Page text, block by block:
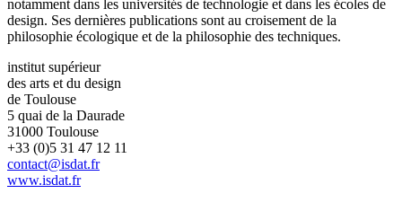
notamment dans les universités de technologie et dans les écoles de
design. Ses dernières publications sont au croisement de la
philosophie écologique et de la philosophie des techniques.
institut supérieur
des arts et du design
de Toulouse
5 quai de la Daurade
31000 Toulouse
+33 (0)5 31 47 12 11
contact@isdat.fr
www.isdat.fr